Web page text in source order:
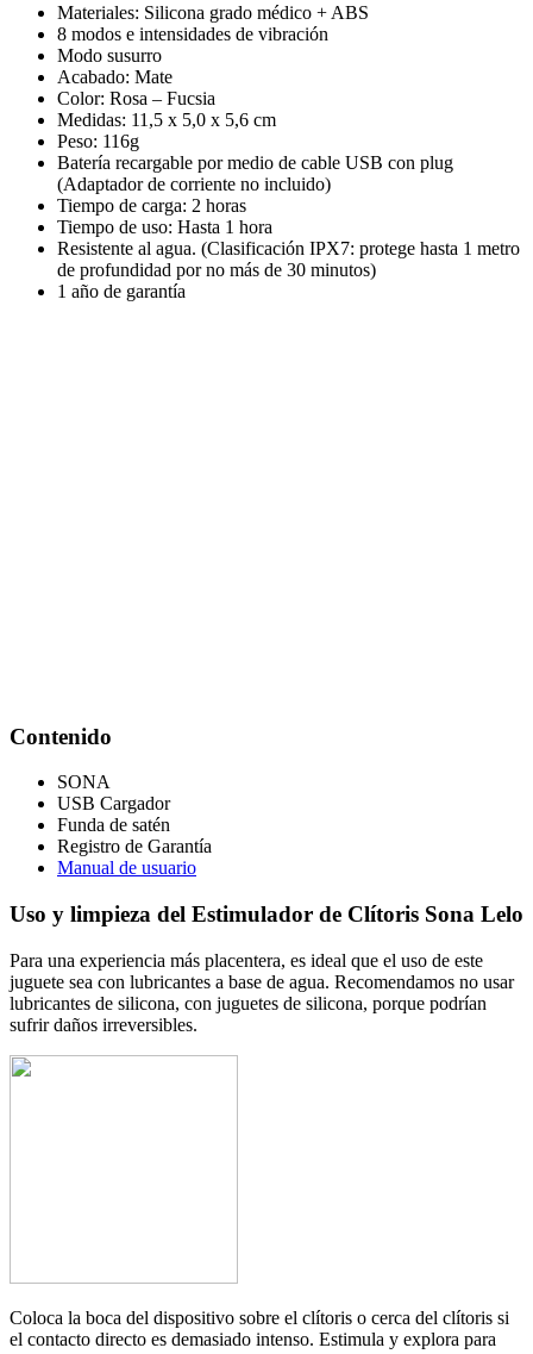
Materiales: Silicona grado médico + ABS
8 modos e intensidades de vibración
Modo susurro
Acabado: Mate
Color: Rosa – Fucsia
Medidas: 11,5 x 5,0 x 5,6 cm
Peso: 116g
Batería recargable por medio de cable USB con plug
(Adaptador de corriente no incluido)
Tiempo de carga: 2 horas
Tiempo de uso: Hasta 1 hora
Resistente al agua. (Clasificación IPX7: protege hasta 1 metro
de profundidad por no más de 30 minutos)
1 año de garantía
Contenido
SONA
USB Cargador
Funda de satén
Registro de Garantía
Manual de usuario
Uso y limpieza del Estimulador de Clítoris Sona Lelo
Para una experiencia más placentera, es ideal que el uso de este
juguete sea con lubricantes a base de agua. Recomendamos no usar
lubricantes de silicona, con juguetes de silicona, porque podrían
sufrir daños irreversibles.
Coloca la boca del dispositivo sobre el clítoris o cerca del clítoris si
el contacto directo es demasiado intenso. Estimula y explora para